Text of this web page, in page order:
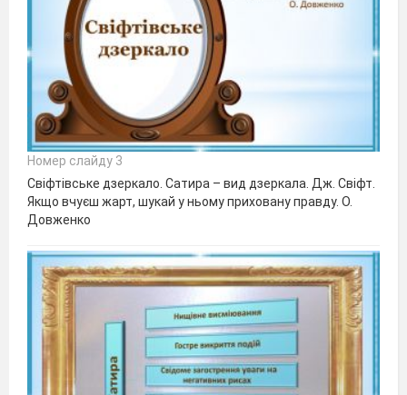
Номер слайду 3
Свіфтівське дзеркало. Сатира – вид дзеркала. Дж. Свіфт.
Якщо вчуєш жарт, шукай у ньому приховану правду. О.
Довженко